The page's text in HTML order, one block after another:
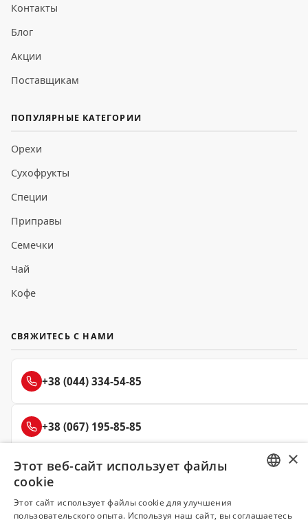
Контакты
Блог
Акции
Поставщикам
ПОПУЛЯРНЫЕ КАТЕГОРИИ
Орехи
Сухофрукты
Специи
Приправы
Семечки
Чай
Кофе
СВЯЖИТЕСЬ С НАМИ
+38 (044) 334-54-85
+38 (067) 195-85-85
+38 (050) 145-85-45
×
Этот веб-сайт использует файлы
cookie
Этот сайт использует файлы cookie для улучшения
пользовательского опыта. Используя наш сайт, вы соглашаетесь